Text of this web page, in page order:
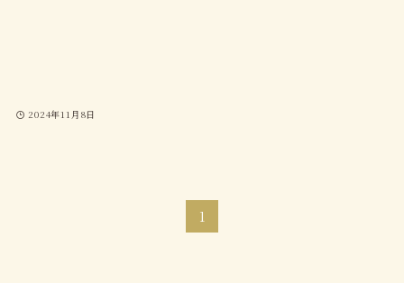
2024年11月8日
1